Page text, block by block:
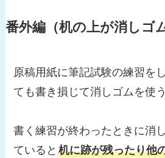
番外編（机の上が消しゴ
原稿用紙に筆記試験の練習を
ても書き損じて消しゴムを使
書く練習が終わったときに消
ていると机に跡が残ったり他